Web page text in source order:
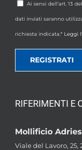
Ai sensi dell'art. 13
dati inviati saranno
richiesta indicata.* Leggi
RIFERIMENTI E
Mollificio
Viale del Lavoro, 25,